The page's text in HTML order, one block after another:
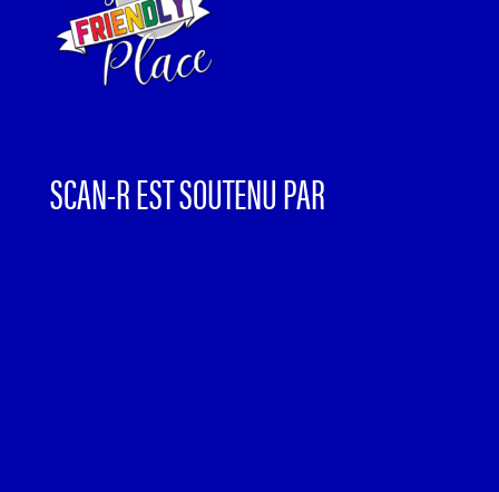
SCAN-R EST SOUTENU PAR